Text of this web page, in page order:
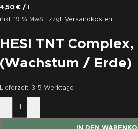
4,50€ /
inkl. 19 % MwSt. zzgl. Versandkosten
HESI TNT Complex,
(Wachstum / Erde)
Lieferzeit: 3-5 Werktage